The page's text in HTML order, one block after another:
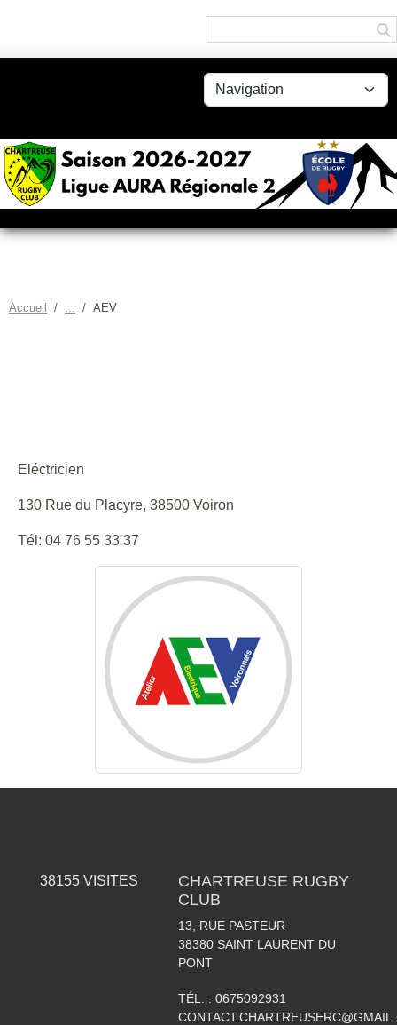
Accueil AEV
Eléctricien
130 Rue du Placyre, 38500 Voiron
Tél: 04 76 55 33 37
38155VISITES
CHARTREUSE RUGBY
CLUB
13, RUE PASTEUR
38380 SAINT LAURENT DU
PONT
TÉL. : 0675092931